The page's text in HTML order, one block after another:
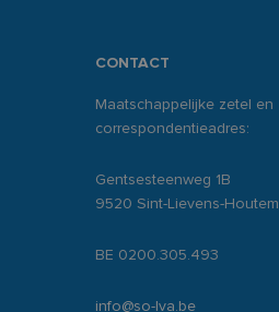
CONTACT
Maatschappelijke zetel en
correspondentieadres:
Gentsesteenweg 1B
9520 Sint-Lievens-Houtem
BE 0200.305.493
info@so-lva.be
om
van de PHP-taal.
te onderhouden.
van een
om geldige
van hun website.